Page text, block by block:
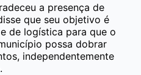
a presença de
que seu objetivo é
de logística para que o
possa dobrar
independentemente